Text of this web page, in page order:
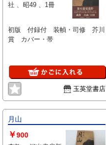
社 、昭49 、1冊
初版 付録付 装幀・司修 芥川
賞 カバー・帯
玉英堂書店
月山
￥900